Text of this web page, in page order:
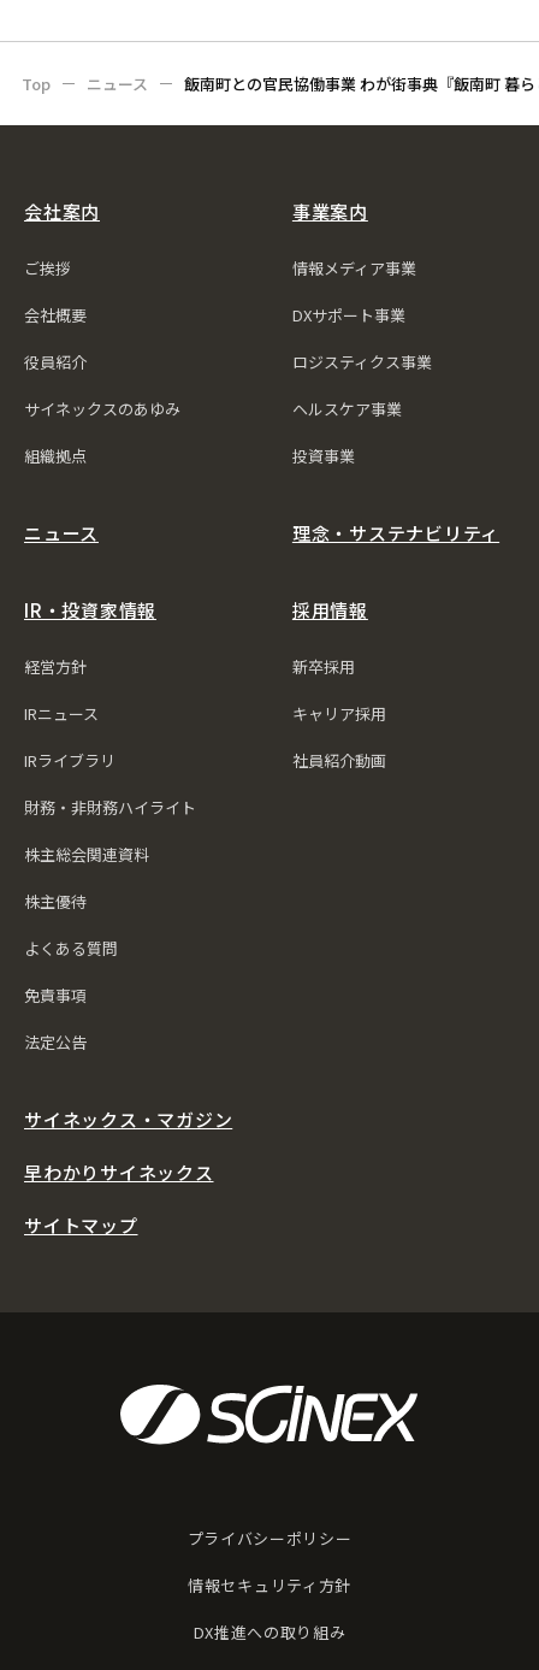
Top ニュース 飯南町との官民協働事業 わが街事典『飯南町 暮
会社案内
ご挨拶
会社概要
役員紹介
サイネックスのあゆみ
組織拠点
事業案内
情報メディア事業
DXサポート事業
ロジスティクス事業
ヘルスケア事業
投資事業
ニュース
IR・投資家情報
経営方針
IRニュース
IRライブラリ
財務・非財務ハイライト
株主総会関連資料
株主優待
よくある質問
免責事項
法定公告
理念・サステナビリティ
採用情報
新卒採用
キャリア採用
社員紹介動画
サイネックス・マガジン
早わかりサイネックス
サイトマップ
プライバシーポリシー
情報セキュリティ方針
DX推進への取り組み